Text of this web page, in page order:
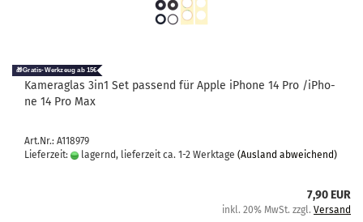
Ka­me­ra­glas 3in1 Set pas­send für Apple iPho­ne 14 Pro /iPho­
ne 14 Pro Max
Art.Nr.: A118979
Lieferzeit:
lagernd, lieferzeit ca. 1-2 Werktage (Ausland abweichend)
7,90 EUR
inkl. 20% MwSt. zzgl. Versand